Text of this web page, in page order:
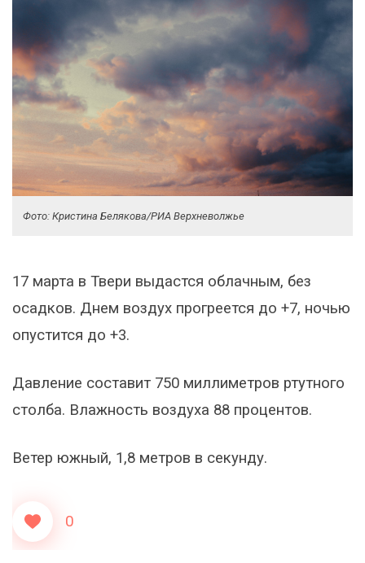
Фото: Кристина Белякова/РИА Верхневолжье
17 марта в Твери выдастся облачным, без
осадков. Днем воздух прогреется до +7, ночью
опустится до +3.
Давление составит 750 миллиметров ртутного
столба. Влажность воздуха 88 процентов.
Ветер южный, 1,8 метров в секунду.
0